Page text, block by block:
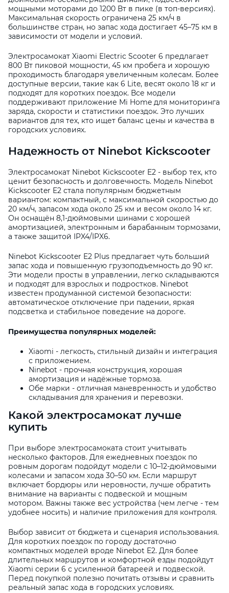
мощными моторами до 1200 Вт в пике (в топ-версиях).
Максимальная скорость ограничена 25 км/ч в
большинстве стран, но запас хода достигает 45–75 км в
зависимости от модели и условий.
Электросамокат Xiaomi Electric Scooter 6 предлагает
800 Вт пиковой мощности, 45 км пробега и хорошую
проходимость благодаря увеличенным колесам. Более
доступные версии, такие как 6 Lite, весят около 18 кг и
подходят для коротких поездок. Все модели
поддерживают приложение Mi Home для мониторинга
заряда, скорости и статистики поездок. Это лучших
вариантов для тех, кто ищет баланс цены и качества в
городских условиях.
Надежность от Ninebot Kickscooter
Электросамокат Ninebot Kickscooter E2 - выбор тех, кто
ценит безопасность и долговечность. Модель Ninebot
Kickscooter E2 стала популярным бюджетным
вариантом: компактный, с максимальной скоростью до
20 км/ч, запасом хода около 25 км и весом около 14 кг.
Он оснащён 8,1-дюймовыми шинами с хорошей
амортизацией, электронным и барабанным тормозами,
а также защитой IPX4/IPX6.
Ninebot Kickscooter E2 Plus предлагает чуть больший
запас хода и повышенную грузоподъемность до 90 кг.
Эти модели просты в управлении, легко складываются
и подходят для взрослых и подростков. Ninebot
известен продуманной системой безопасности:
автоматическое отключение при падении, яркая
подсветка и стабильное поведение на дороге.
Преимущества популярных моделей:
Xiaomi - легкость, стильный дизайн и интеграция
с приложением.
Ninebot - прочная конструкция, хорошая
амортизация и надёжные тормоза.
Обе марки - отличная маневренность и удобство
складывания для хранения и перевозки.
Какой электросамокат лучше
купить
При выборе электросамоката стоит учитывать
несколько факторов. Для ежедневных поездок по
ровным дорогам подойдут модели с 10–12-дюймовыми
колесами и запасом хода 30–50 км. Если маршрут
включает бордюры или неровности, лучше обратить
внимание на варианты с подвеской и мощным
мотором. Важны также вес устройства (чем легче - тем
удобнее носить) и наличие приложения для контроля.
Выбор зависит от бюджета и сценария использования.
Для коротких поездок по городу достаточно
компактных моделей вроде Ninebot E2. Для более
длительных маршрутов и комфортной езды подойдут
Xiaomi серии 6 с усиленной батареей и подвеской.
Перед покупкой полезно почитать отзывы и сравнить
реальный запас хода в городских условиях.